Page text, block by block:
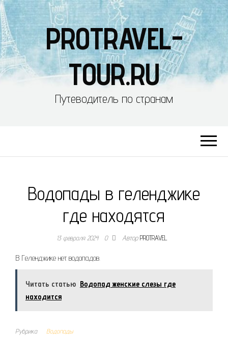
PROTRAVEL-
TOUR.RU
Путеводитель по странам
Водопады в геленджике
где находятся
13 февраля 2024 0 АвторPROTRAVEL
В Геленджике нет водопадов.
Читать статью Водопад женские слезы где
находится
Рубрика Водопады